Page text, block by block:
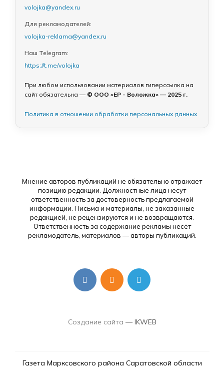
volojka@yandex.ru
Для рекламодателей:
volojka-reklama@yandex.ru
Наш Telegram:
https://t.me/volojka
При любом использовании материалов гиперссылка на
сайт обязательна — © ООО «ЕР - Воложка» — 2025 г.
Политика в отношении обработки персональных данных
Мнение авторов публикаций не обязательно отражает
позицию редакции. Должностные лица несут
ответственность за достоверность предлагаемой
информации. Письма и материалы, не заказанные
редакцией, не рецензируются и не возвращаются.
Ответственность за содержание рекламы несёт
рекламодатель, материалов — авторы публикаций.
Создание сайта — IKWEB
Газета Марксовского района Саратовской области